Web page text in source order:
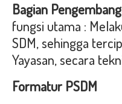
Bagian
fungsi utama :
SDM, sehingga
Yayasan, secara
Formatur PSDM